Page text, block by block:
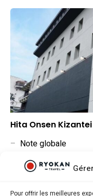
Pour offrir les meilleures
Hita Onsen
– Note globale
Rapport qualité/prix